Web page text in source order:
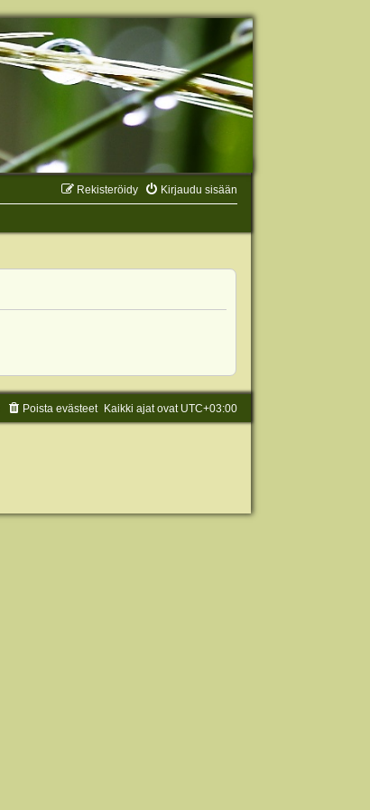
Kirjaudu sisään
Rekisteröidy
Kaikki ajat ovat UTC+03:00
Poista evästeet